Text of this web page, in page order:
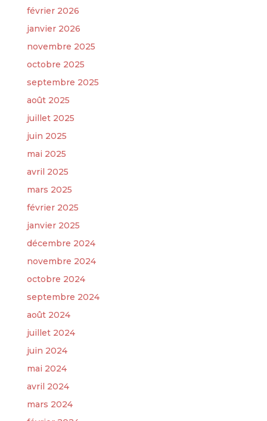
février 2026
janvier 2026
novembre 2025
octobre 2025
septembre 2025
août 2025
juillet 2025
juin 2025
mai 2025
avril 2025
mars 2025
février 2025
janvier 2025
décembre 2024
novembre 2024
octobre 2024
septembre 2024
août 2024
juillet 2024
juin 2024
mai 2024
avril 2024
mars 2024